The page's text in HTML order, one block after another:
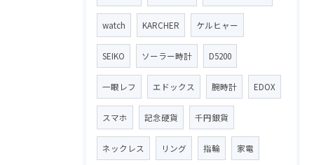
watch KARCHER ケルヒャー
SEIKO ソーラー時計 D5200
一眼レフ エドックス 腕時計 EDOX
スマホ 記念硬貨 千円銀貨
ネックレス リング 指輪 家電